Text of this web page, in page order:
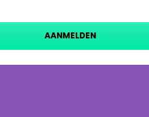
AANMELDEN